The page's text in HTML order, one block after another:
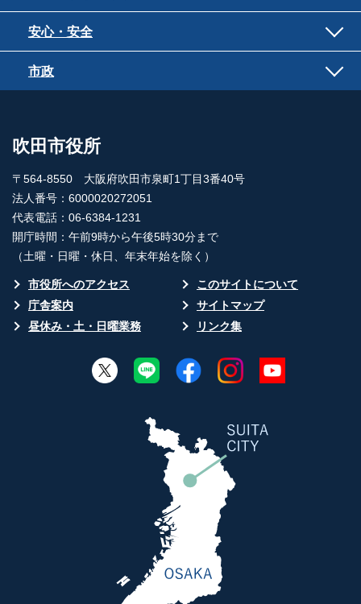
安心・安全
市政
吹田市役所
〒564-8550 大阪府吹田市泉町1丁目3番40号
法人番号：6000020272051
代表電話：06-6384-1231
開庁時間：午前9時から午後5時30分まで
（土曜・日曜・休日、年末年始を除く）
市役所へのアクセス
このサイトについて
庁舎案内
サイトマップ
昼休み・土・日曜業務
リンク集